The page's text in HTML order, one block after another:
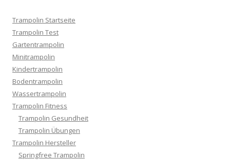
Trampolin Startseite
Trampolin Test
Gartentrampolin
Minitrampolin
Kindertrampolin
Bodentrampolin
Wassertrampolin
Trampolin Fitness
Trampolin Gesundheit
Trampolin Übungen
Trampolin Hersteller
Springfree Trampolin